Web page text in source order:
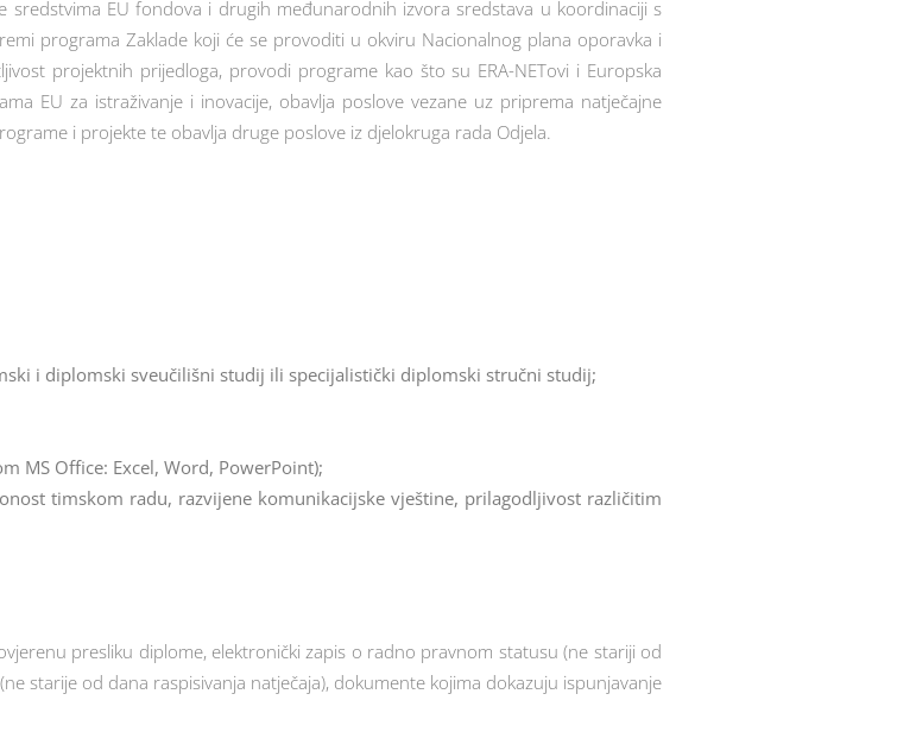
EU fondova i drugih međunarodnih izvora sredstava u koordinaciji s
programa Zaklade koji će se provoditi u okviru Nacionalnog plana oporavka i
projektnih prijedloga, provodi programe kao što su ERA-NETovi i Europska
EU za istraživanje i inovacije, obavlja poslove vezane uz priprema natječajne
i projekte te obavlja druge poslove iz djelokruga rada Odjela.
i diplomski sveučilišni studij ili specijalistički diplomski stručni studij;
MS Office: Excel, Word, PowerPoint);
timskom radu, razvijene komunikacijske vještine, prilagodljivost različitim
presliku diplome, elektronički zapis o radno pravnom statusu (ne stariji od
starije od dana raspisivanja natječaja), dokumente kojima dokazuju ispunjavanje